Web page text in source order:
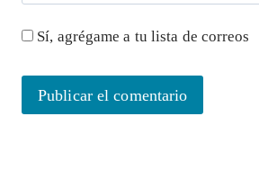
Sí, agrégame a tu lista de correos